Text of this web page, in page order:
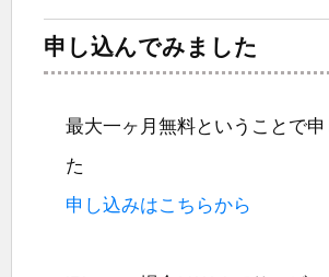
申し込んでみました
最大一ヶ月無料ということで
た
申し込みはこちらから